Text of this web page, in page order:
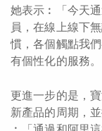
她表示︰「今天
員，在線上線下
慣，各個觸點我
有個性化的服務。
更進一步的是，
新產品的周期，